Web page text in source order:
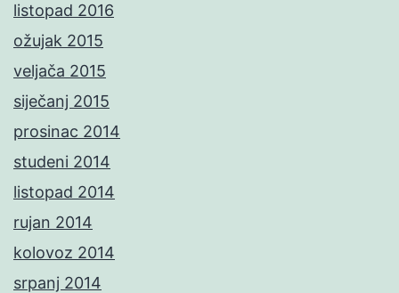
listopad 2016
ožujak 2015
veljača 2015
siječanj 2015
prosinac 2014
studeni 2014
listopad 2014
rujan 2014
kolovoz 2014
srpanj 2014